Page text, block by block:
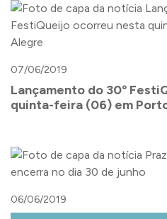
07/06/2019
Lançamento do 30º
quinta-feira (06) em
06/06/2019